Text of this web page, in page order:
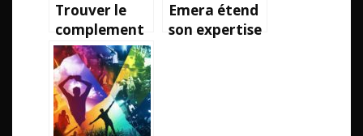
Trouver le
complement
alimentaire
ideal pour
perdre du
poids
Emera étend
son expertise